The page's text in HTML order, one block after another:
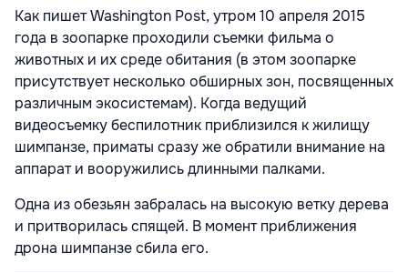
Как пишет Washington Post, утром 10 апреля 2015
года в зоопарке проходили съемки фильма о
животных и их среде обитания (в этом зоопарке
присутствует несколько обширных зон, посвященных
различным экосистемам). Когда ведущий
видеосъемку беспилотник приблизился к жилищу
шимпанзе, приматы сразу же обратили внимание на
аппарат и вооружились длинными палками.
Одна из обезьян забралась на высокую ветку дерева
и притворилась спящей. В момент приближения
дрона шимпанзе сбила его.